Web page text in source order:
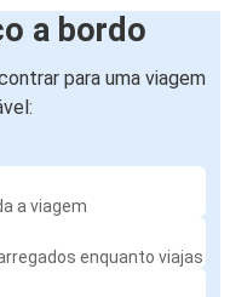
a bordo
para uma viagem
a viagem
enquanto viajas